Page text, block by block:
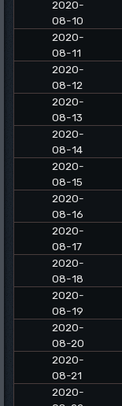
2020-
08-10
2020-
08-11
2020-
08-12
2020-
08-13
2020-
08-14
2020-
08-15
2020-
08-16
2020-
08-17
2020-
08-18
2020-
08-19
2020-
08-20
2020-
08-21
2020-